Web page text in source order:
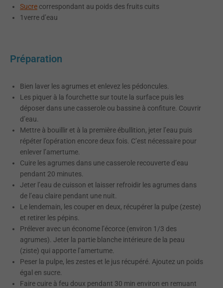
Sucre correspondant au poids des fruits cuits
1verre d’eau
Préparation
Bien laver les agrumes et enlevez les pédoncules.
Les piquer à la fourchette sur toute la surface puis les
déposer dans une casserole ou bassine à confiture. Couvrir
d’eau.
Mettre à bouillir et à la première ébullition, jeter l’eau puis
répéter l’opération encore deux fois. C’est nécessaire pour
enlever l’amertume.
Cuire les agrumes dans une casserole recouverte d’eau
pendant 20 minutes.
Jeter l’eau de cuisson et laisser refroidir les agrumes dans
de l’eau claire pendant une nuit.
Le lendemain, les couper en deux, récupérer la pulpe (zeste)
et retirer les pépins.
Prélever avec un économe l’écorce (environ 1/3 des
agrumes). Jeter la partie blanche intérieure de la peau
(ziste) qui apporte l’amertume.
Peser la pulpe, les zestes et le jus récupéré. Ajoutez un poids
égal en sucre.
Faire cuire à feu doux pendant 30 min environ en remuant